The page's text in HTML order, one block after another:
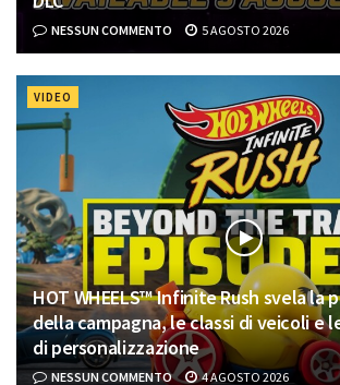
NESSUN COMMENTO 5 AGOSTO 2026
VIDEO
HOT WHEELS™ Infinite Rush svela la
della campagna, le classi di veicoli e
di personalizzazione
NESSUN COMMENTO 4 AGOSTO 2026